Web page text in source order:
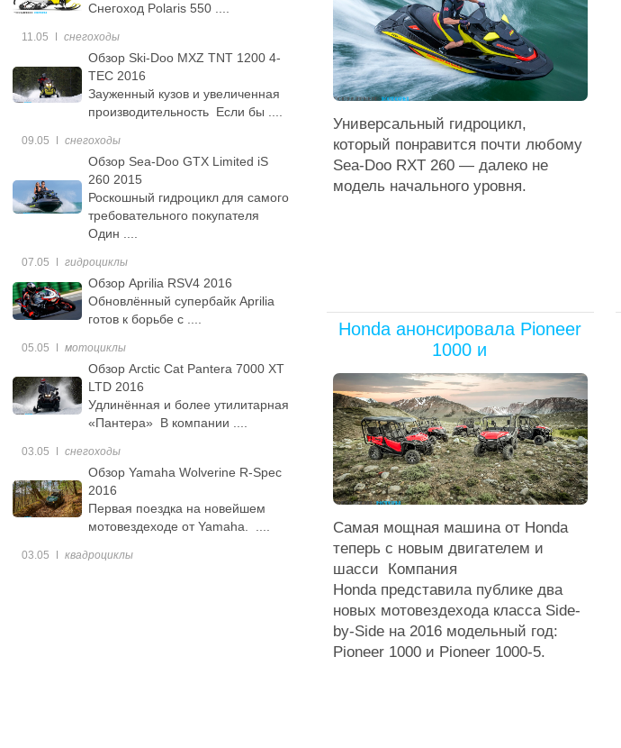
Универсальный гидроцикл,
который понравится почти любому
Sea-Doo RXT 260 — далеко не
модель начального уровня.
Honda анонсировала Pioneer
1000 и
Самая мощная машина от Honda
теперь с новым двигателем и
шасси Компания
Honda представила публике два
новых мотовездехода класса Side-
by-Side на 2016 модельный год:
Pioneer 1000 и Pioneer 1000-5.
Снегоход Polaris 550 ....
11.05 снегоходы
Обзор Ski-Doo MXZ TNT 1200 4-
TEC 2016
Зауженный кузов и увеличенная
производительность Если бы ....
09.05 снегоходы
Обзор Sea-Doo GTX Limited iS
260 2015
Роскошный гидроцикл для самого
требовательного покупателя
Один ....
07.05 гидроциклы
Обзор Aprilia RSV4 2016
Обновлённый супербайк Aprilia
готов к борьбе с ....
05.05 мотоциклы
Обзор Arctic Cat Pantera 7000 XT
LTD 2016
Удлинённая и более утилитарная
«Пантера» В компании ....
03.05 снегоходы
Обзор Yamaha Wolverine R-Spec
2016
Первая поездка на новейшем
мотовездеходе от Yamaha. ....
03.05 квадроциклы